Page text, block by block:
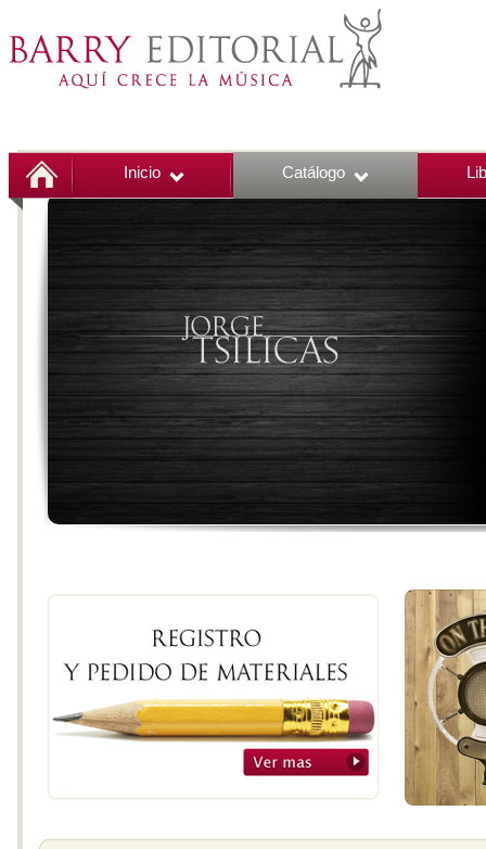
Inicio Catálogo